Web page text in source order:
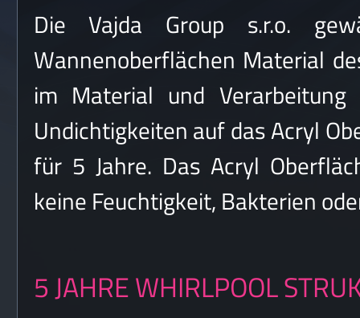
Die Vajda Group s.r.o.
Wannenoberflächen Material
im Material und
Undichtigkeiten auf das Acryl
für 5 Jahre. Das Acryl
keine Feuchtigkeit, Bakterien
5 JAHRE WHIRLPOOL